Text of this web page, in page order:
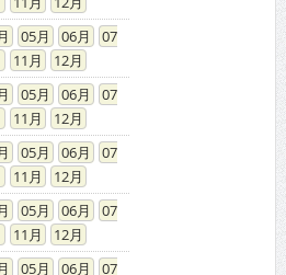
11
12
05 06
07
11
12
05 06
07
11
12
05 06
07
11
12
05 06
07
11
12